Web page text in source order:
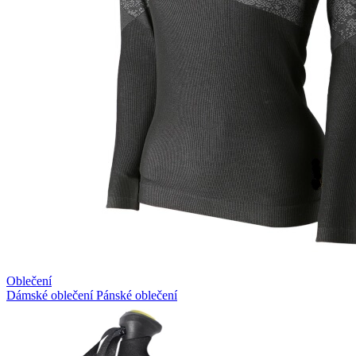
Oblečení
Dámské oblečeníPánské oblečení